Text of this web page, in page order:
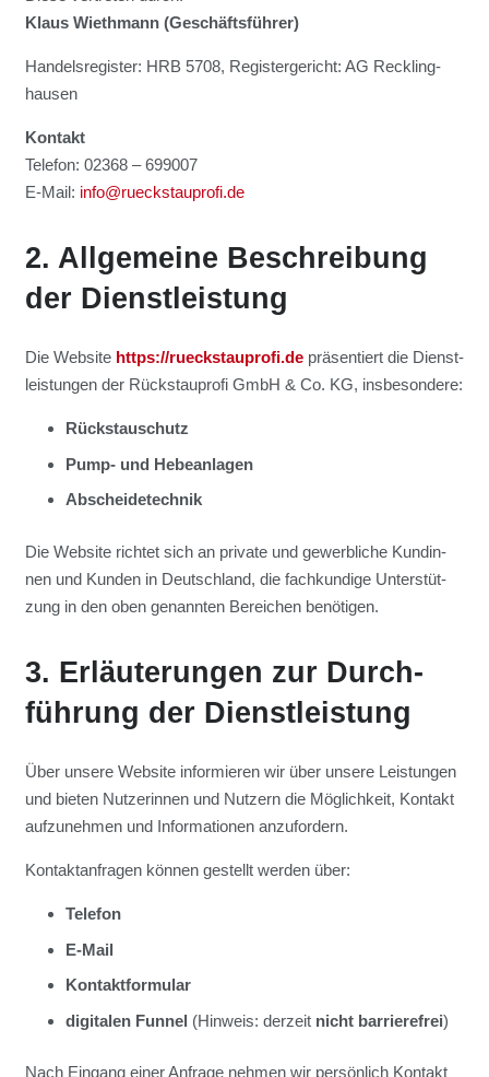
Klaus Wieth­mann (Geschäfts­füh­rer)
Han­dels­re­gis­ter: HRB 5708, Regis­ter­ge­richt: AG Reck­ling­
hau­sen
Kon­takt
Tele­fon: 02368 – 699007
E‑Mail: info@rueckstauprofi.de
2. All­ge­mei­ne Beschrei­bung
der Dienst­leis­tung
Die Web­site https://rueckstauprofi.deprä­sen­tiert die Dienst­
leis­tun­gen der Rück­stau­pro­fi GmbH & Co. KG, ins­be­son­de­re:
Rückstau­schutz
Pump- und Hebe­an­la­gen
Abschei­de­tech­nik
Die Web­site rich­tet sich an pri­va­te und gewerb­li­che Kun­din­
nen und Kun­den in Deutsch­land, die fach­kun­di­ge Unter­stüt­
zung in den oben genann­ten Berei­chen benö­ti­gen.
3. Erläu­te­run­gen zur Durch­
füh­rung der Dienst­leis­tung
Über unse­re Web­site infor­mie­ren wir über unse­re Leis­tun­gen
und bie­ten Nut­ze­rin­nen und Nut­zern die Mög­lich­keit, Kon­takt
auf­zu­neh­men und Infor­ma­tio­nen anzu­for­dern.
Kon­takt­an­fra­gen kön­nen gestellt wer­den über:
Tele­fon
E‑Mail
Kon­takt­for­mu­lar
digi­ta­len Fun­nel (Hin­weis: der­zeit nicht bar­rie­re­frei)
Nach Ein­gang einer Anfra­ge neh­men wir per­sön­lich Kon­takt